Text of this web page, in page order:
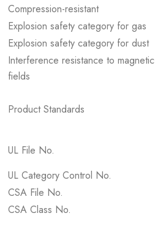
Compression-resistant
Explosion safety category for gas
Explosion safety category for dust
Interference resistance to magnetic
fields
Product Standards
UL File No.
UL Category Control No.
CSA File No.
CSA Class No.